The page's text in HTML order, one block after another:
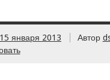
15 января 2013 Автор